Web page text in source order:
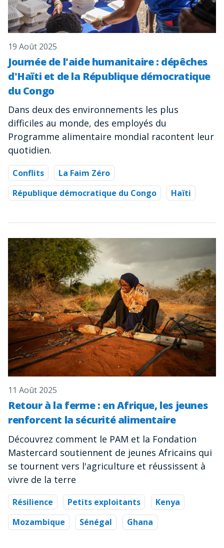
19 Août 2025
Journée de l'aide humanitaire : dépêches
d'Haïti et de la République démocratique
du Congo
Dans deux des environnements les plus
difficiles au monde, des employés du
Programme alimentaire mondial racontent leur
quotidien.
Conflits
La Faim Zéro
République démocratique du Congo
Haïti
11 Août 2025
Retour à la ferme : en Afrique, les jeunes
renforcent la sécurité alimentaire
Découvrez comment le PAM et la Fondation
Mastercard soutiennent de jeunes Africains qui
se tournent vers l'agriculture et réussissent à
vivre de la terre
Résilience Petits exploitants
Kenya
Mozambique
Sénégal Ghana